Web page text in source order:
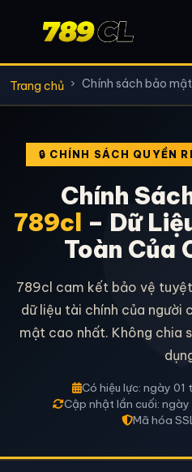
Trang chủ Chính sách bảo mật
🔒 CHÍNH SÁCH QUYỀN
Chính
789cl – Dữ
Toàn Của
789cl cam kết bảo vệ
dữ liệu tài chính của người
mật cao nhất. Không chia
Có hiệu lực: ngày
Cập nhật lần cuối:
Mã hóa